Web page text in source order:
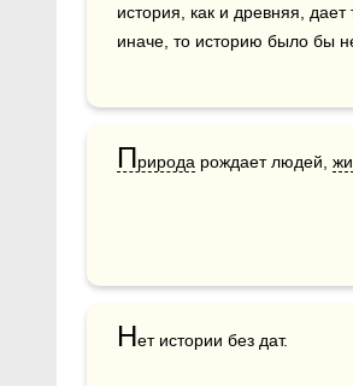
история, как и древняя,
иначе, то историю было бы
Природа рождает людей,
Нет истории без дат.